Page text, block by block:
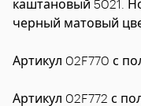
каштановый 5021.
черный матовый
Артикул 02F770 с
Артикул 02F772 с